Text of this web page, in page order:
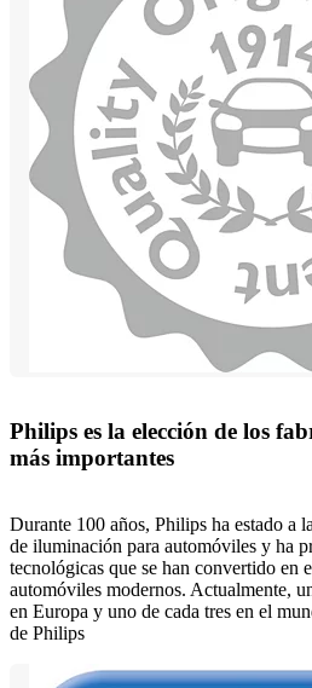
Philips es la elección de los
más importantes
Durante 100 años, Philips ha estado a
de iluminación para automóviles y ha
tecnológicas que se han convertido en
automóviles modernos. Actualmente,
en Europa y uno de cada tres en el
de Philips